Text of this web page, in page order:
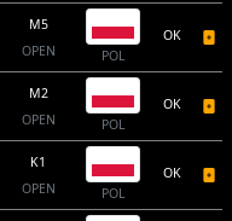
M5
OPEN
POL
OK
M2
OPEN
POL
OK
K1
OPEN
POL
OK